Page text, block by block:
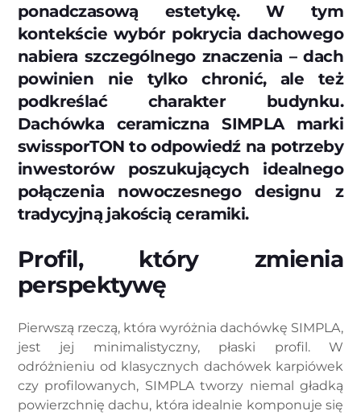
ponadczasową estetykę. W tym
kontekście wybór pokrycia dachowego
nabiera szczególnego znaczenia – dach
powinien nie tylko chronić, ale też
podkreślać charakter budynku.
Dachówka ceramiczna SIMPLA marki
swissporTON to odpowiedź na potrzeby
inwestorów poszukujących idealnego
połączenia nowoczesnego designu z
tradycyjną jakością ceramiki.
Profil, który zmienia
perspektywę
Pierwszą rzeczą, która wyróżnia dachówkę SIMPLA,
jest jej minimalistyczny, płaski profil. W
odróżnieniu od klasycznych dachówek karpiówek
czy profilowanych, SIMPLA tworzy niemal gładką
powierzchnię dachu, która idealnie komponuje się